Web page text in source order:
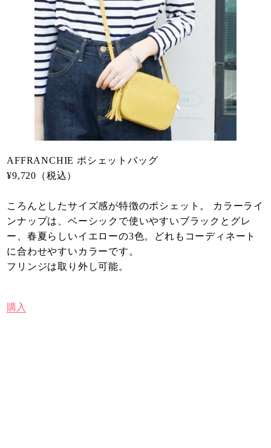
AFFRANCHIE ポシェットバッグ
¥9,720（税込）
ころんとしたサイズ感が特徴のポシェット。 カラーライ
ンナップは、ベーシックで使いやすいブラックとグレ
ー、春夏らしいイエローの3色。どれもコーディネート
に合わせやすいカラーです。
フリンジは取り外し可能。
購入